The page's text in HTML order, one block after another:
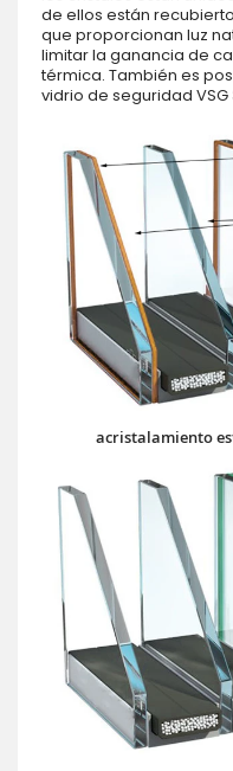
de ellos están
que proporcionan luz
limitar la ganancia de
térmica. También es
vidrio de seguridad VSG
acristalamiento